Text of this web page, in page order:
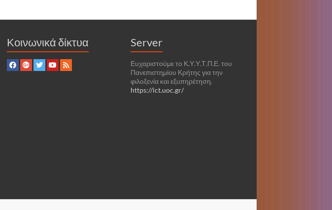
Κοινωνικά δίκτυα Server
Ευχαριστούμε το Κ.Υ.Υ.Τ.Π.Ε. του
Πανεπιστημίου Κρήτης για την
φιλοξενία και εξυπηρέτηση.
https://ict.uoc.gr/